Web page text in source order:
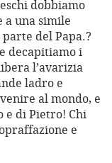
dobbiamo
a una simile
del Papa.?
decapitiamo i
l’avarizia
ladro e
al mondo, e
e di Pietro! Chi
e